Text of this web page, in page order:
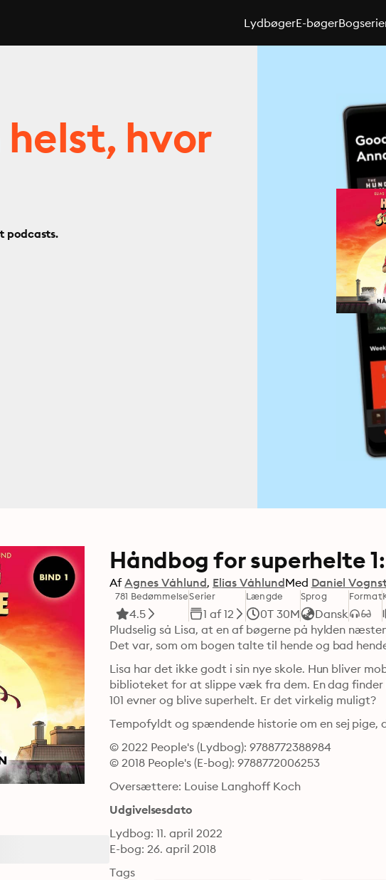
LydbøgerE-bøger
hvor
podcasts.
Håndbog for superhelte
Af Agnes Våhlund Elias VåhlundMed Daniel
781 Bedømmelse
4.5
Serier
1 af 12
Længde
0T 30M
Sprog
Dansk
Format
Pludselig så Lisa, at en af bøgerne på hylden
Lisa har det ikke godt i sin nye skole. Hun bliver
biblioteket for at slippe væk fra dem. En dag
Tempofyldt og spændende historie om en sej pige,
© 2022 People's (Lydbog): 9788772388984
© 2018 People's (E-bog): 9788772006253
Oversættere: Louise Langhoff Koch
Udgivelsesdato
Lydbog: 11. april 2022
E-bog: 26. april 2018
Tags